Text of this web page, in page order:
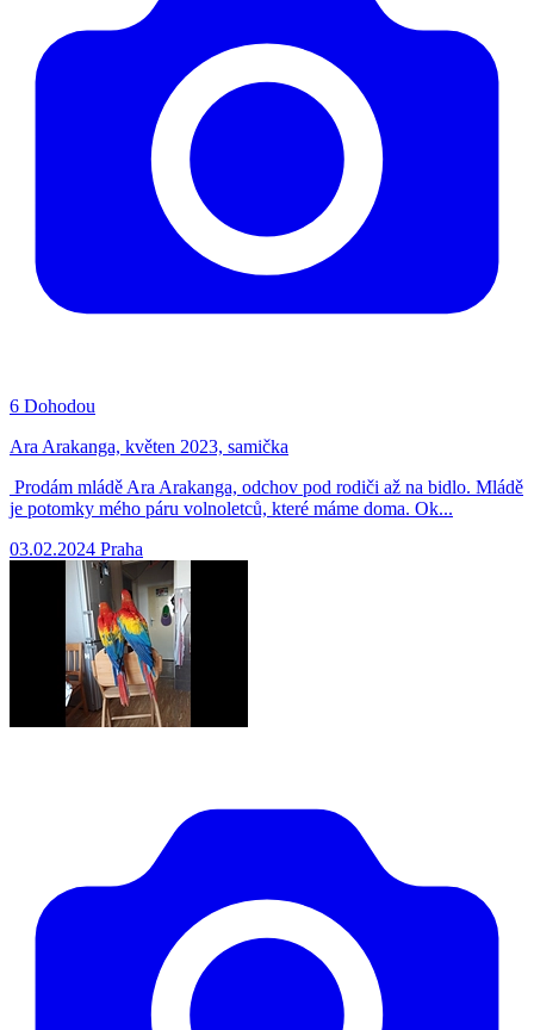
6 Dohodou
Ara Arakanga, květen 2023, samička
Prodám mládě Ara Arakanga, odchov pod rodiči až na bidlo. Mládě
je potomky mého páru volnoletců, které máme doma. Ok...
03.02.2024 Praha